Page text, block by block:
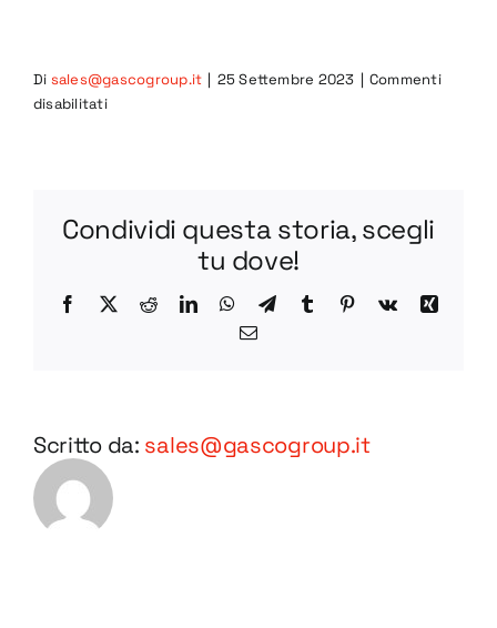
Di sales@gascogroup.it | 25 Settembre 2023 | Commenti
disabilitatisu
DWG
Condividi questa storia, scegli
tu dove!
Facebook
X RedditLinkedInWhatsApp
TelegramTumblr Pinterest
Vk
Xing
Email
Scritto da: sales@gascogroup.it